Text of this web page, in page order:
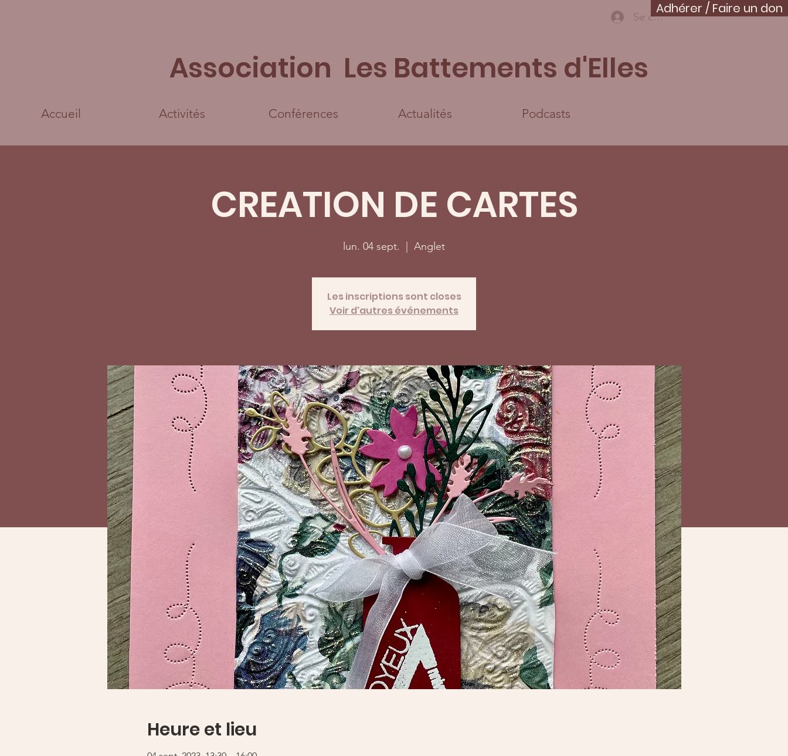
Adhérer / Faire un don
Se connecter
Association Les Battements d'Elles
Accueil Activités Conférences Actualités Podcasts
CREATION DE CARTES
lun. 04 sept. Anglet
Les inscriptions sont closes
Voir d'autres événements
Heure et lieu